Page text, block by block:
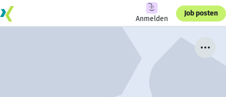
Anmelden
Job posten